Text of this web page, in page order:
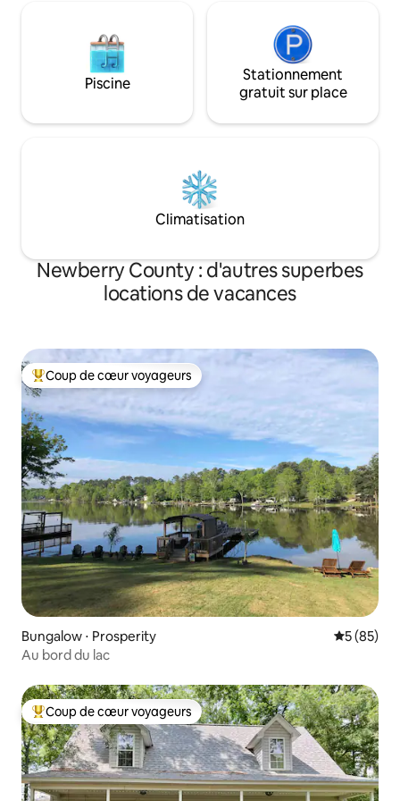
Piscine
Stationnement
gratuit sur place
Climatisation
Newberry County : d'autres superbes
locations de vacances
Coups de cœur voyageurs les plus appréciés
Coup de cœur voyageurs
Bungalow ⋅ Prosperity
5 (85)
Au bord du lac
Coups de cœur voyageurs les plus appréciés
Coup de cœur voyageurs